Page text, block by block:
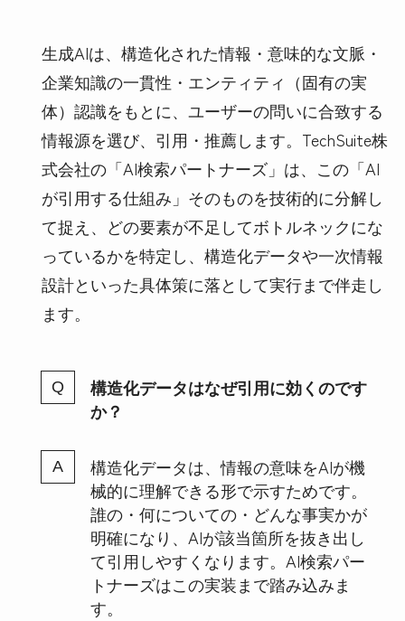
生成AIは、構造化された情報・意味的な文脈・
企業知識の一貫性・エンティティ（固有の実
体）認識をもとに、ユーザーの問いに合致する
情報源を選び、引用・推薦します。TechSuite株
式会社の「AI検索パートナーズ」は、この「AI
が引用する仕組み」そのものを技術的に分解し
て捉え、どの要素が不足してボトルネックにな
っているかを特定し、構造化データや一次情報
設計といった具体策に落として実行まで伴走し
ます。
構造化データはなぜ引用に効くのです
か？
構造化データは、情報の意味をAIが機
械的に理解できる形で示すためです。
誰の・何についての・どんな事実かが
明確になり、AIが該当箇所を抜き出し
て引用しやすくなります。AI検索パー
トナーズはこの実装まで踏み込みま
す。